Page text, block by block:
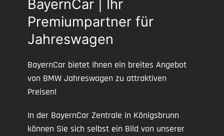
BayernCar | Ihr
Premiumpartner für
Jahreswagen
BayernCar bietet Ihnen ein breites Angebot
von BMW Jahreswagen zu attraktiven
Preisen!
In der BayernCar Zentrale in Königsbrunn
können Sie sich selbst ein Bild von unserer